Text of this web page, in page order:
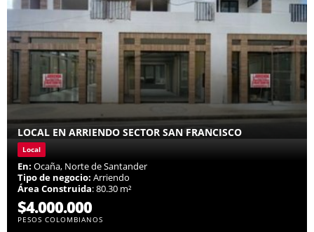
LOCAL EN ARRIENDO SECTOR SAN FRANCISCO
Local
En: Ocaña, Norte de Santander
Tipo de negocio: Arriendo
Área Construida: 80.30 m²
$4.000.000
PESOS COLOMBIANOS